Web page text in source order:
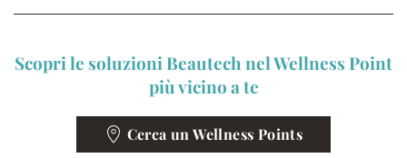
Scopri le soluzioni Beautech nel Wellness Point
più vicino a te
Cerca un Wellness Points